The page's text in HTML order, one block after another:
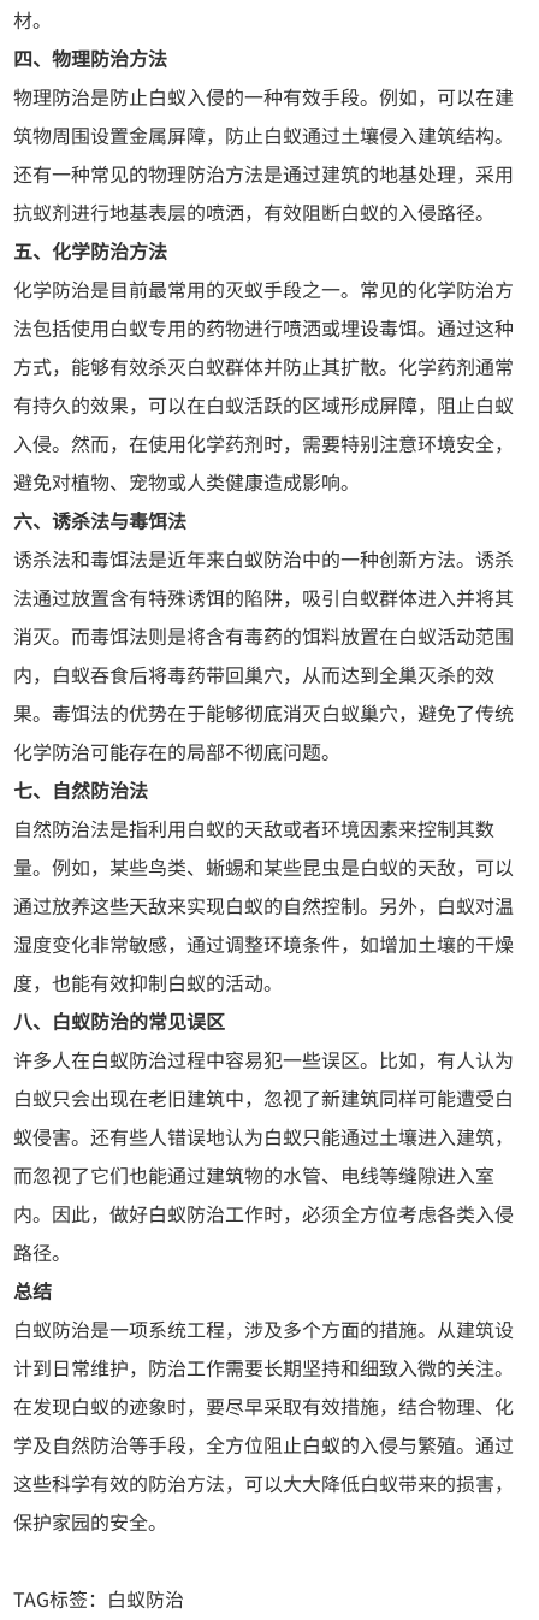
材。
四、物理防治方法
物理防治是防止白蚁入侵的一种有效手段。例如，可以在建
筑物周围设置金属屏障，防止白蚁通过土壤侵入建筑结构。
还有一种常见的物理防治方法是通过建筑的地基处理，采用
抗蚁剂进行地基表层的喷洒，有效阻断白蚁的入侵路径。
五、化学防治方法
化学防治是目前最常用的灭蚁手段之一。常见的化学防治方
法包括使用白蚁专用的药物进行喷洒或埋设毒饵。通过这种
方式，能够有效杀灭白蚁群体并防止其扩散。化学药剂通常
有持久的效果，可以在白蚁活跃的区域形成屏障，阻止白蚁
入侵。然而，在使用化学药剂时，需要特别注意环境安全，
避免对植物、宠物或人类健康造成影响。
六、诱杀法与毒饵法
诱杀法和毒饵法是近年来白蚁防治中的一种创新方法。诱杀
法通过放置含有特殊诱饵的陷阱，吸引白蚁群体进入并将其
消灭。而毒饵法则是将含有毒药的饵料放置在白蚁活动范围
内，白蚁吞食后将毒药带回巢穴，从而达到全巢灭杀的效
果。毒饵法的优势在于能够彻底消灭白蚁巢穴，避免了传统
化学防治可能存在的局部不彻底问题。
七、自然防治法
自然防治法是指利用白蚁的天敌或者环境因素来控制其数
量。例如，某些鸟类、蜥蜴和某些昆虫是白蚁的天敌，可以
通过放养这些天敌来实现白蚁的自然控制。另外，白蚁对温
湿度变化非常敏感，通过调整环境条件，如增加土壤的干燥
度，也能有效抑制白蚁的活动。
八、白蚁防治的常见误区
许多人在白蚁防治过程中容易犯一些误区。比如，有人认为
白蚁只会出现在老旧建筑中，忽视了新建筑同样可能遭受白
蚁侵害。还有些人错误地认为白蚁只能通过土壤进入建筑，
而忽视了它们也能通过建筑物的水管、电线等缝隙进入室
内。因此，做好白蚁防治工作时，必须全方位考虑各类入侵
路径。
总结
白蚁防治是一项系统工程，涉及多个方面的措施。从建筑设
计到日常维护，防治工作需要长期坚持和细致入微的关注。
在发现白蚁的迹象时，要尽早采取有效措施，结合物理、化
学及自然防治等手段，全方位阻止白蚁的入侵与繁殖。通过
这些科学有效的防治方法，可以大大降低白蚁带来的损害，
保护家园的安全。
TAG标签： 白蚁防治